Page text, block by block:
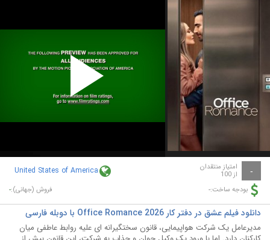
Play
Video
- امتیاز منتقدان
از 100 United States of America
بودجه ساخت:- فروش (جهانی):-
دانلود فیلم عشق در دفتر کار Office Romance 2026 با دوبله فارسی
مدیرعامل یک شرکت هواپیمایی، قانون سختگیرانه ای علیه روابط عاطفی میان